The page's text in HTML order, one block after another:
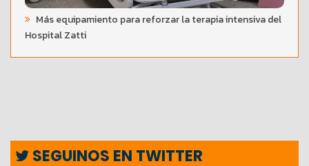
Más equipamiento para reforzar la terapia intensiva del
Hospital Zatti
SEGUINOS EN TWITTER